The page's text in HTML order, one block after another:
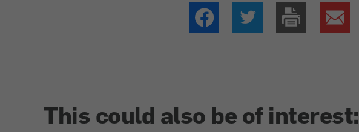
This could also be of interest: